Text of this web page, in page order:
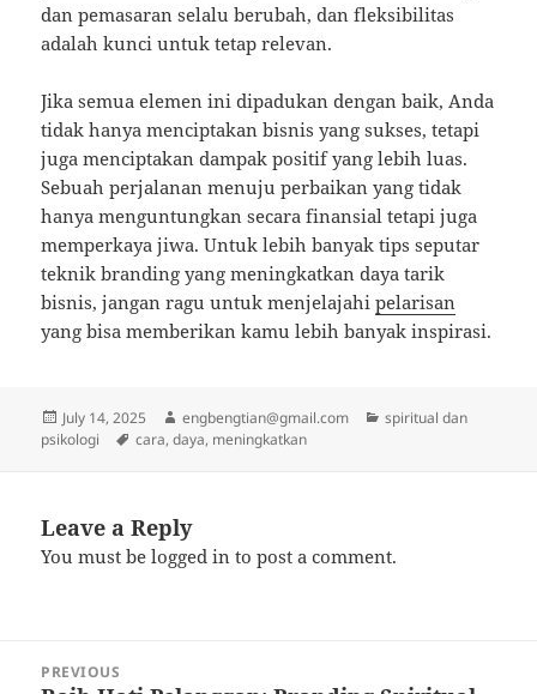
dan pemasaran selalu berubah, dan fleksibilitas
adalah kunci untuk tetap relevan.
Jika semua elemen ini dipadukan dengan baik, Anda
tidak hanya menciptakan bisnis yang sukses, tetapi
juga menciptakan dampak positif yang lebih luas.
Sebuah perjalanan menuju perbaikan yang tidak
hanya menguntungkan secara finansial tetapi juga
memperkaya jiwa. Untuk lebih banyak tips seputar
teknik branding yang meningkatkan daya tarik
bisnis, jangan ragu untuk menjelajahipelarisan
yang bisa memberikan kamu lebih banyak inspirasi.
Posted
on
July 14, 2025 Author
engbengtian@gmail.com Categories
spiritual dan
psikologi
Tags
cara,daya, meningkatkan
Leave a Reply
You must belogged in to post a comment.
navigation
PREVIOUS